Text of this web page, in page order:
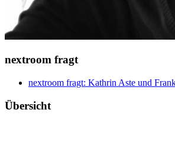
nextroom fragt
nextroom fragt: Kathrin Aste und
Übersicht